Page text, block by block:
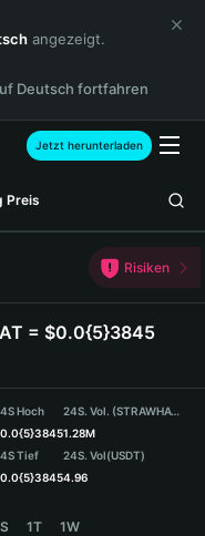
angezeigt.
Deutsch fortfahren
Jetzt herunterladen
Preis
Risiken
= $0.0{5}3845
Hoch
0.0{5}3845
Tief
0.0{5}3845
24S. Vol. (STRAWHAT)
1.28M
24S. Vol(USDT)
4.96
1T 1W